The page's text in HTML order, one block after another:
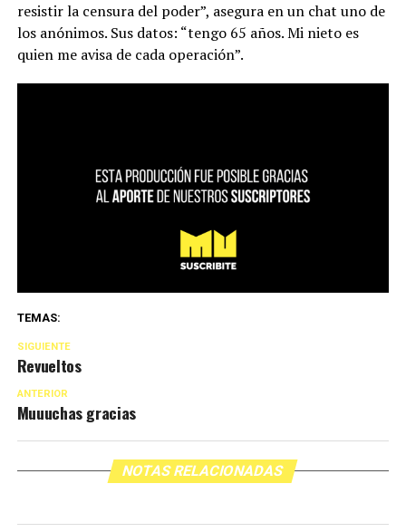
resistir la censura del poder”, asegura en un chat uno de
los anónimos. Sus datos: “tengo 65 años. Mi nieto es
quien me avisa de cada operación”.
TEMAS:
SIGUIENTE
Revueltos
ANTERIOR
Muuuchas gracias
NOTAS RELACIONADAS